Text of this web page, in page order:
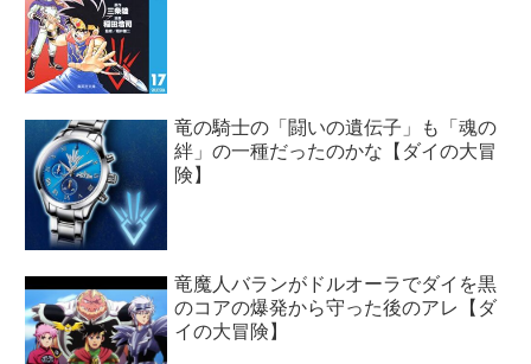
竜の騎士の「闘いの遺伝子」も「魂の
絆」の一種だったのかな【ダイの大冒
険】
竜魔人バランがドルオーラでダイを黒
のコアの爆発から守った後のアレ【ダ
イの大冒険】